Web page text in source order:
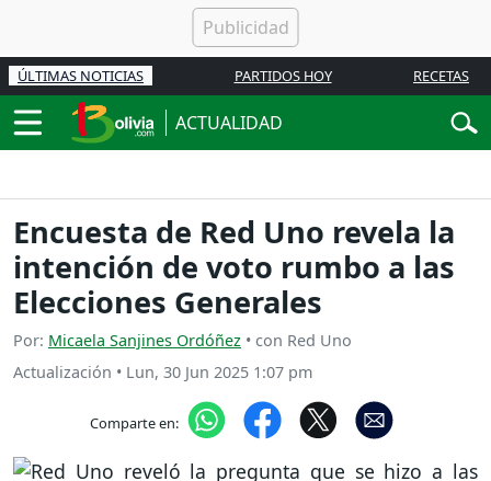
ÚLTIMAS NOTICIAS PARTIDOS HOY RECETAS
ACTUALIDAD
Encuesta de Red Uno revela la
intención de voto rumbo a las
Elecciones Generales
Por: Micaela Sanjines Ordóñez • con Red Uno
Actualización • Lun, 30 Jun 2025 1:07 pm
Comparte en: